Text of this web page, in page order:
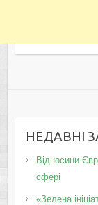
НЕДАВНІ
Відносини
сфері
«Зелена